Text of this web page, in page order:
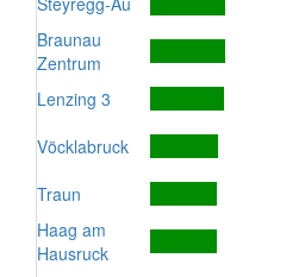
Braunau
Zentrum
Lenzing 3
Vöcklabruck
Traun
Haag am
Hausruck